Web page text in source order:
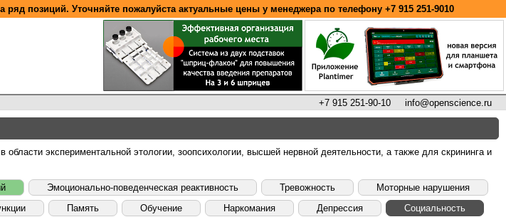
позиций. Уточняйте пожалуйста актуальные цены у менеджера по телефону +7 915 251-9010
info@openscience.ru
+7 915 251-90-10
экспериментальной этологии, зоопсихологии, высшей нервной деятельности, а также для скрининга и
Эмоционально-поведенческая реактивность Тревожность
Моторные нарушения
Память Обучение Наркомания Депрессия
Социальность